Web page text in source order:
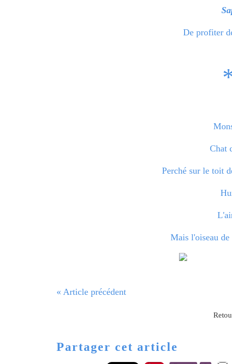
De profiter
Chat
Perché sur le toit
Mais l'oiseau
« Article précédent
Partager cet article